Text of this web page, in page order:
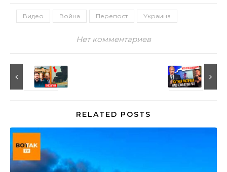
Видео Война Перепост Украина
Нет комментариев
RELATED POSTS